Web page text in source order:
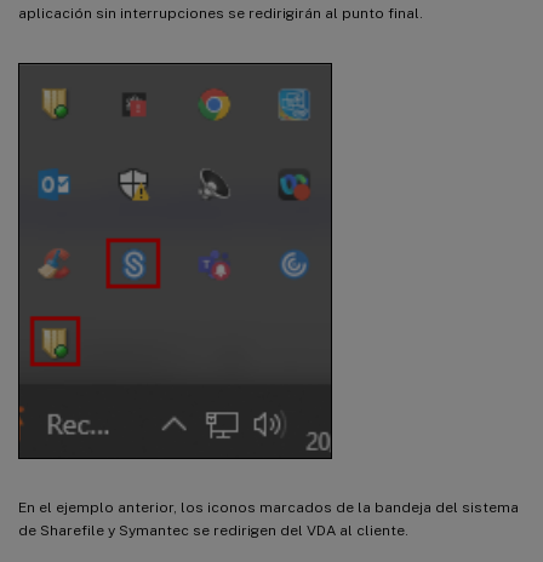
aplicación sin interrupciones se redirigirán al punto final.
En el ejemplo anterior, los iconos marcados de la bandeja del sistema
de Sharefile y Symantec se redirigen del VDA al cliente.